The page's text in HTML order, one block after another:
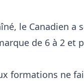
le Canadien a
de 6 à 2 et
formations ne